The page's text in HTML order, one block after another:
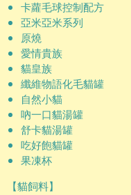
卡蘿毛球控制配方
亞米亞米系列
原燒
愛情貴族
貓皇族
纖維物語化毛貓罐
自然小貓
吶一口貓湯罐
舒卡貓湯罐
吃好飽貓罐
果凍杯
【貓飼料】